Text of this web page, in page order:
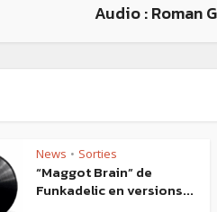
Audio : Roman
News • Sorties
“Maggot Brain” de
Funkadelic en versions...